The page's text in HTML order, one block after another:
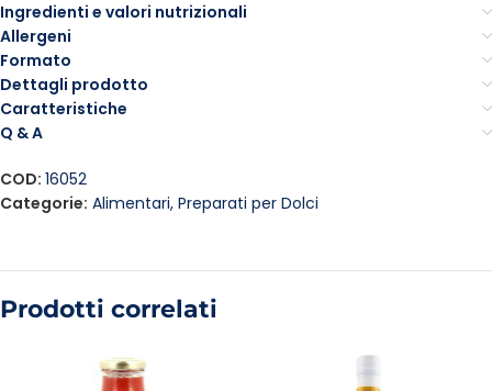
Ingredienti e valori nutrizionali
Allergeni
Formato
Dettagli prodotto
Caratteristiche
Q & A
COD: 16052
Categorie: Alimentari, Preparati per Dolci
Prodotti correlati